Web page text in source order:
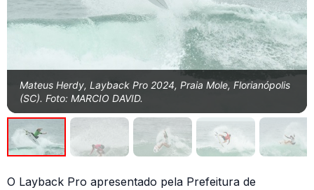
Mateus Herdy, Layback Pro 2024, Praia Mole, Florianópolis
(SC). Foto: MARCIO DAVID.
O Layback Pro apresentado pela Prefeitura de